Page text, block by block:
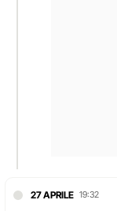
27 APRILE 19:32